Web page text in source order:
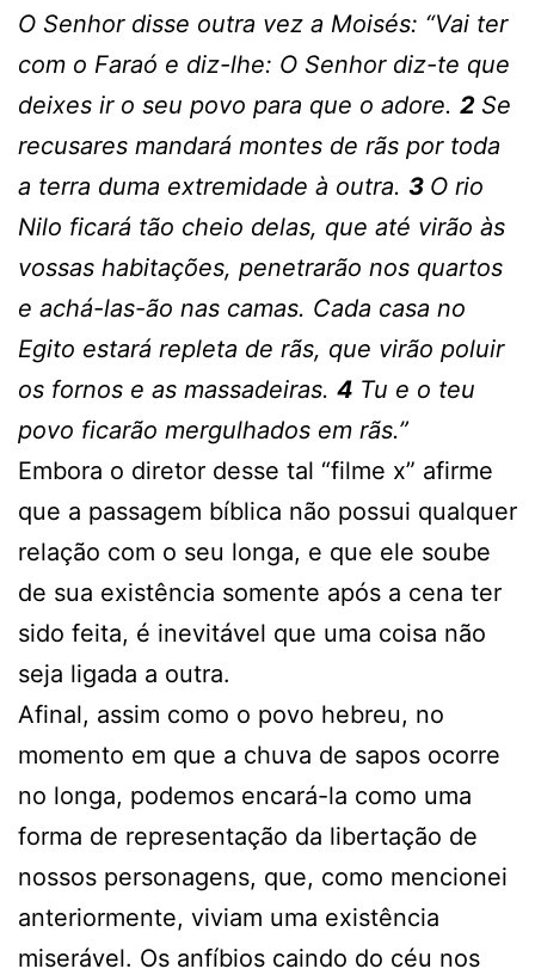
O Senhor disse outra vez a Moisés: “Vai ter
com o Faraó e diz-lhe: O Senhor diz-te que
deixes ir o seu povo para que o adore. 2 Se
recusares mandará montes de rãs por toda
a terra duma extremidade à outra. 3 O rio
Nilo ficará tão cheio delas, que até virão às
vossas habitações, penetrarão nos quartos
e achá-las-ão nas camas. Cada casa no
Egito estará repleta de rãs, que virão poluir
os fornos e as massadeiras. 4 Tu e o teu
povo ficarão mergulhados em rãs.”
Embora o diretor desse tal “filme x” afirme
que a passagem bíblica não possui qualquer
relação com o seu longa, e que ele soube
de sua existência somente após a cena ter
sido feita, é inevitável que uma coisa não
seja ligada a outra.
Afinal, assim como o povo hebreu, no
momento em que a chuva de sapos ocorre
no longa, podemos encará-la como uma
forma de representação da libertação de
nossos personagens, que, como mencionei
anteriormente, viviam uma existência
miserável. Os anfíbios caindo do céu nos